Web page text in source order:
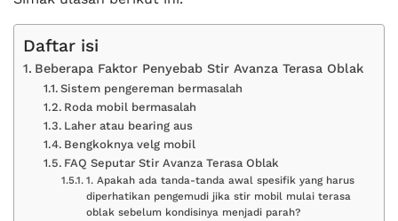
Daftar isi
Beberapa Faktor Penyebab Stir Avanza Terasa Oblak
Sistem pengereman bermasalah
Roda mobil bermasalah
Laher atau bearing aus
Bengkoknya velg mobil
FAQ Seputar Stir Avanza Terasa Oblak
1. Apakah ada tanda-tanda awal spesifik yang harus
diperhatikan pengemudi jika stir mobil mulai terasa
oblak sebelum kondisinya menjadi parah?